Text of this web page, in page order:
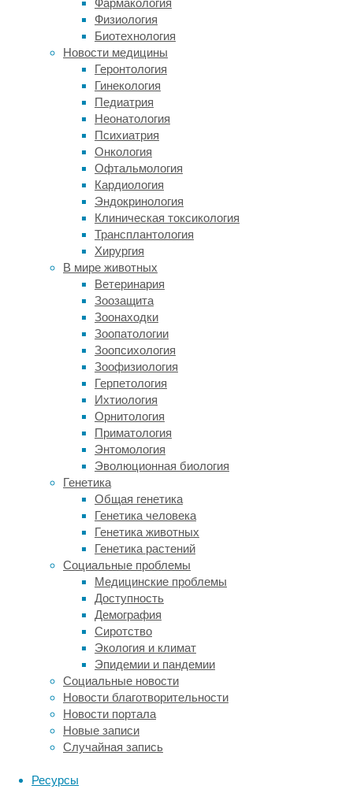
Фармакология
Физиология
Биотехнология
Новости медицины
Геронтология
Гинекология
Педиатрия
Неонатология
Психиатрия
Онкология
Офтальмология
Кардиология
Эндокринология
Клиническая токсикология
Трансплантология
Хирургия
В мире животных
Ветеринария
Зоозащита
Зоонаходки
Зоопатологии
Зоопсихология
Зоофизиология
Герпетология
Ихтиология
Орнитология
Приматология
Энтомология
Эволюционная биология
Генетика
Общая генетика
Генетика человека
Генетика животных
Генетика растений
Социальные проблемы
Медицинские проблемы
Доступность
Демография
Сиротство
Экология и климат
Эпидемии и пандемии
Социальные новости
Новости благотворительности
Новости портала
Новые записи
Случайная запись
Ресурсы
редактура,
переводы).
Все
они
напрямую
связаны
продвижением
малого
среднего
бизнеса.
Обучение
данным
специальностям
проводят
многие
образовательные
платформы:
«Неотология»;
Skillbox;
GeekBrains;
Eduson.
На
этих
сервисах
можно
пройти
бесплатные
платные
курсы,
изучить
профессию
нуля
или
повысить
квалификацию.
КИМ
курсы
–
программы,
комплексный